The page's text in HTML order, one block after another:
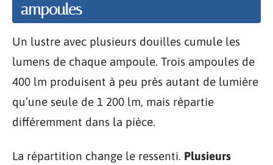
ampoules
Un lustre avec plusieurs douilles cumule les
lumens de chaque ampoule. Trois ampoules de
400 lm produisent à peu près autant de lumière
qu’une seule de 1 200 lm, mais répartie
différemment dans la pièce.
La répartition change le ressenti. Plusieurs